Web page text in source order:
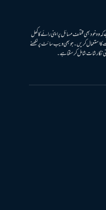
وہ خود بھی مختلف مسائل پر اپنی رائے کا کھل
استعمال کریں۔ جو بھی ویب سائٹ پر لکھنے
نگارشات شامل کرسکتا ہے۔